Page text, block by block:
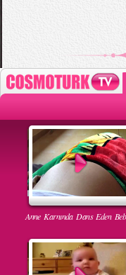
Anne Karnında Dans Eden